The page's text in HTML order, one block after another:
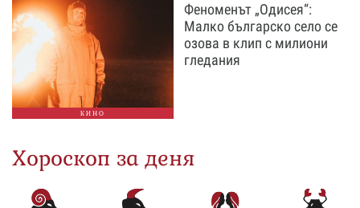
КИНО
Феноменът „Одисея“:
Малко българско село се
озова в клип с милиони
гледания
Хороскоп за деня